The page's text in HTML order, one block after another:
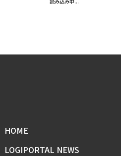
HOME
LOGIPORTAL NEWS